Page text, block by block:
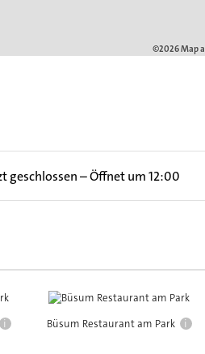
geschlossen–Öffnet um 12:00
i Büsum Restaurant am Park i